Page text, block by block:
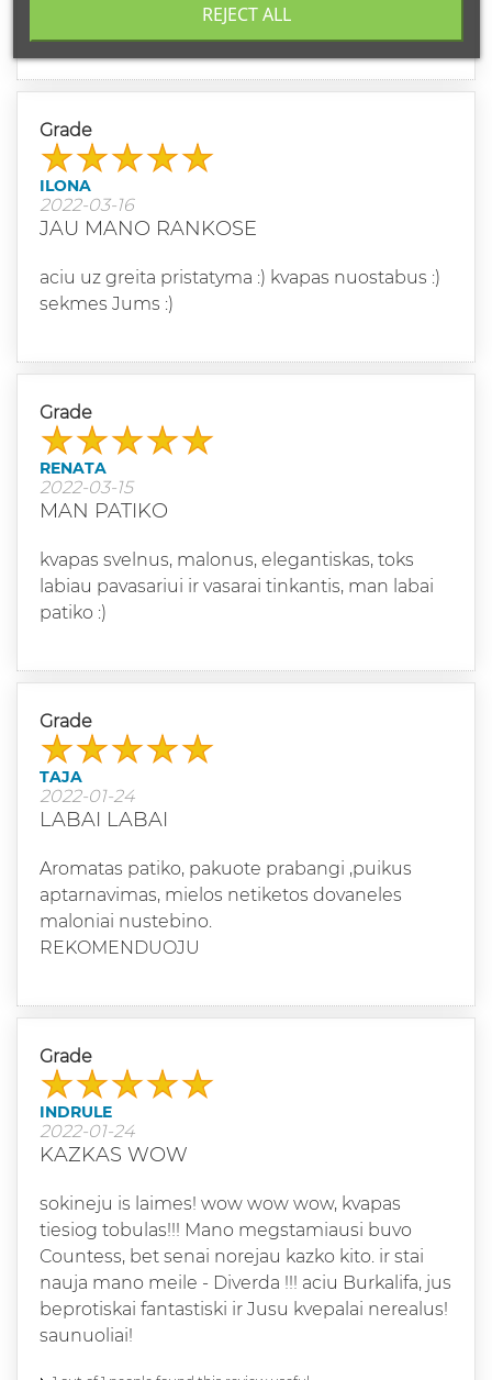
visiems pazystamiems
Grade
ILONA
2022-03-16
JAU MANO RANKOSE
aciu uz greita pristatyma :) kvapas nuostabus :)
sekmes Jums :)
Grade
RENATA
2022-03-15
MAN PATIKO
kvapas svelnus, malonus, elegantiskas, toks
labiau pavasariui ir vasarai tinkantis, man labai
patiko :)
Grade
TAJA
2022-01-24
LABAI LABAI
Aromatas patiko, pakuote prabangi ,puikus
aptarnavimas, mielos netiketos dovaneles
maloniai nustebino.
REKOMENDUOJU
Grade
INDRULE
2022-01-24
KAZKAS WOW
sokineju is laimes! wow wow wow, kvapas
tiesiog tobulas!!! Mano megstamiausi buvo
Countess, bet senai norejau kazko kito. ir stai
nauja mano meile - Diverda !!! aciu Burkalifa, jus
beprotiskai fantastiski ir Jusu kvepalai nerealus!
saunuoliai!
REJECT ALL